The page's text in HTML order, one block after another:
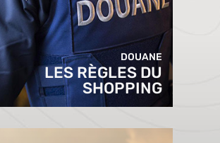
DOUANE
LES RÈGLES DU
SHOPPING